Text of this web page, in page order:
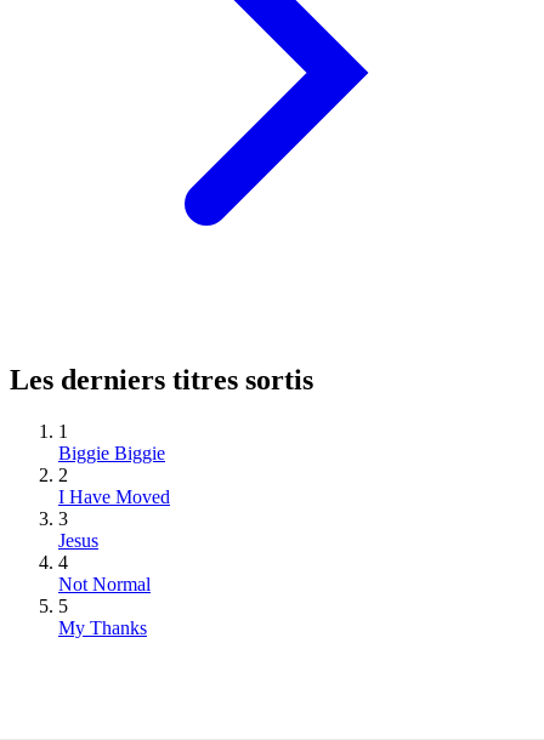
Les derniers titres sortis
1
Biggie Biggie
2
I Have Moved
3
Jesus
4
Not Normal
5
My Thanks